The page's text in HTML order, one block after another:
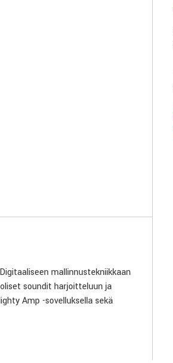
mallinnustekniikkaan
soundit harjoitteluun ja
Amp -sovelluksella sekä